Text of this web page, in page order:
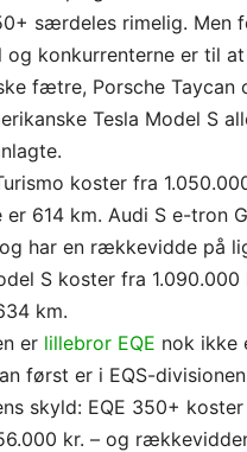
særdeles rimelig. Men
og konkurrenterne er til
fætre, Porsche Taycan
Tesla Model S
koster fra
614 km. Audi S e-tron
har en rækkevidde på
S koster fra 1.090.000
km.
er lillebror EQE nok ikke
først er i EQS-
skyld: EQE 350+ koster
kr. – og